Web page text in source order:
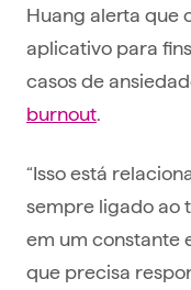
Huang alerta que
aplicativo para
casos de
burnout.
“Isso está
sempre ligado ao
em um constante
que precisa